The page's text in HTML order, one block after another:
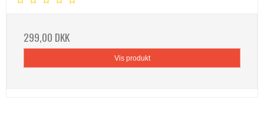
299,00 DKK
Vis produkt